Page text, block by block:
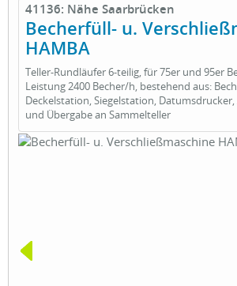
41136: Nähe Saarbrücken
Becherfüll- u.
HAMBA
Teller-Rundläufer 6-teilig, für 75er und 95er
Leistung 2400 Becher/h, bestehend aus:
Deckelstation, Siegelstation,
und Übergabe an Sammelteller